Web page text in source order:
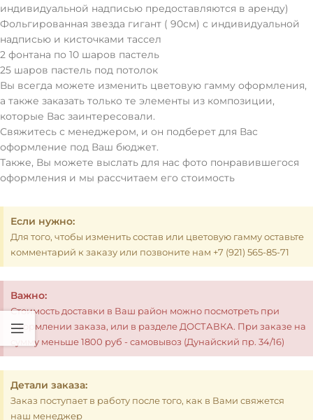
индивидуальной надписью предоставляются в аренду)
Фольгированная звезда гигант ( 90см) с индивидуальной
надписью и кисточками тассел
2 фонтана по 10 шаров пастель
25 шаров пастель под потолок
Вы всегда можете изменить цветовую гамму оформления,
а также заказать только те элементы из композиции,
которые Вас заинтересовали.
Свяжитесь с менеджером, и он подберет для Вас
оформление под Ваш бюджет.
Также, Вы можете выслать для нас фото понравившегося
оформления и мы рассчитаем его стоимость
Если нужно:
Для того, чтобы изменить состав или цветовую гамму оставьте
комментарий к заказу или позвоните нам +7 (921) 565-85-71
Важно:
Стоимость доставки в Ваш район можно посмотреть при
оформлении заказа, или в разделе ДОСТАВКА. При заказе на
сумму меньше 1800 руб - самовывоз (Дунайский пр. 34/16)
Детали заказа:
Заказ поступает в работу после того, как в Вами свяжется
наш менеджер